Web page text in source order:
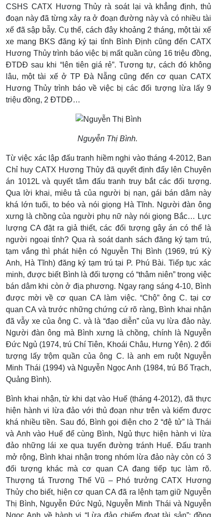
CSHS CATX Hương Thủy rà soát lại và khẳng định, thủ
đoạn này đã từng xảy ra ở đoạn đường này và có nhiều tài
xế đã sập bẫy. Cụ thể, cách đây khoảng 2 tháng, một tài xế
xe mang BKS đăng ký tại tỉnh Bình Định cũng đến CATX
Hương Thủy trình báo việc bị mất quần cùng 16 triệu đồng,
ĐTDĐ sau khi “lên tiên giá rẻ”. Tương tự, cách đó không
lâu, một tài xế ở TP Đà Nẵng cũng đến cơ quan CATX
Hương Thủy trình báo về việc bị các đối tượng lừa lấy 9
triệu đồng, 2 ĐTDĐ…
Nguyễn Thị Bình.
Từ việc xác lập đấu tranh hiềm nghi vào tháng 4-2012, Ban
Chỉ huy CATX Hương Thủy đã quyết định đẩy lên Chuyên
án 1012L và quyết tâm đấu tranh truy bắt các đối tượng.
Qua lời khai, miêu tả của người bị nạn, gái bán dâm này
khá lớn tuổi, to béo và nói giọng Hà Tĩnh. Người đàn ông
xưng là chồng của người phụ nữ này nói giọng Bắc… Lực
lượng CA đặt ra giả thiết, các đối tượng gây án có thể là
người ngoại tỉnh? Qua rà soát danh sách đăng ký tạm trú,
tạm vắng thì phát hiện có Nguyễn Thị Bình (1969, trú Kỳ
Anh, Hà Tĩnh) đăng ký tạm trú tại P. Phú Bài. Tiếp tục xác
minh, được biết Bình là đối tượng có “thâm niên” trong việc
bán dâm khi còn ở địa phương. Ngay rạng sáng 4-10, Bình
được mời về cơ quan CA làm việc. “Chộ” ông C. tại cơ
quan CA và trước những chứng cứ rõ ràng, Bình khai nhận
đã vẫy xe của ông C. và là “đạo diễn” của vụ lừa đảo này.
Người đàn ông mà Bình xưng là chồng, chính là Nguyễn
Đức Ngủ (1974, trú Chí Tiên, Khoái Châu, Hưng Yên). 2 đối
tượng lấy trộm quần của ông C. là anh em ruột Nguyễn
Minh Thái (1994) và Nguyễn Ngọc Anh (1984, trú Bố Trạch,
Quảng Bình).
Bình khai nhận, từ khi dạt vào Huế (tháng 4-2012), đã thực
hiện hành vi lừa đảo với thủ đoạn như trên và kiếm được
khá nhiều tiền. Sau đó, Bình gọi điện cho 2 “đệ tử” là Thái
và Anh vào Huế để cùng Bình, Ngủ thực hiện hành vi lừa
đảo những lái xe qua tuyến đường tránh Huế. Đấu tranh
mở rộng, Bình khai nhận trong nhóm lừa đảo này còn có 3
đối tượng khác mà cơ quan CA đang tiếp tục làm rõ.
Thượng tá Trương Thế Vũ – Phó trưởng CATX Hương
Thủy cho biết, hiện cơ quan CA đã ra lệnh tạm giữ Nguyễn
Thị Bình, Nguyễn Đức Ngủ, Nguyễn Minh Thái và Nguyễn